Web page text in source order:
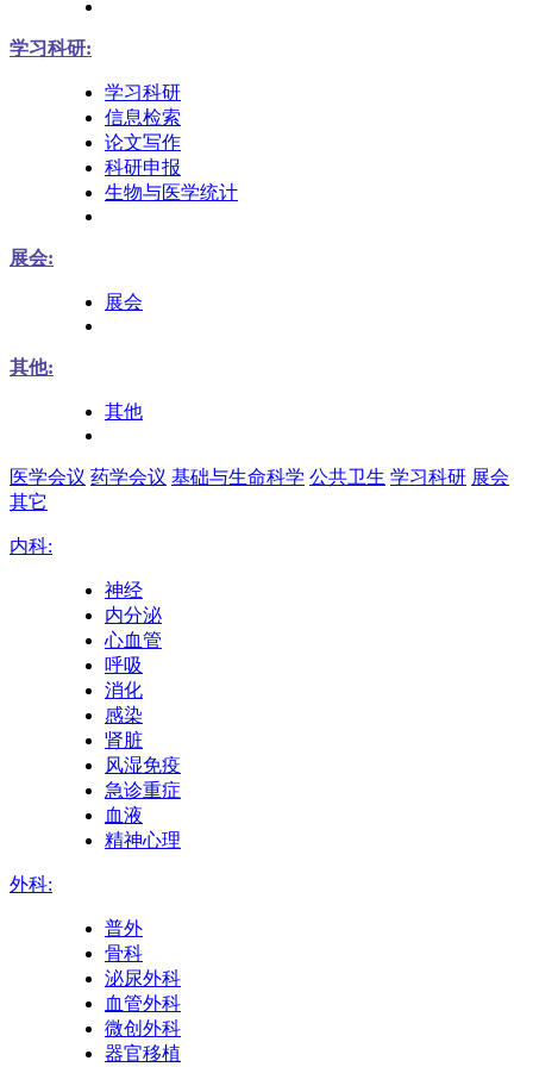
学习科研:
学习科研
信息检索
论文写作
科研申报
生物与医学统计
展会:
展会
其他:
其他
医学会议 药学会议 基础与生命科学 公共卫生 学习科研 展会
其它
内科:
神经
内分泌
心血管
呼吸
消化
感染
肾脏
风湿免疫
急诊重症
血液
精神心理
外科:
普外
骨科
泌尿外科
血管外科
微创外科
器官移植